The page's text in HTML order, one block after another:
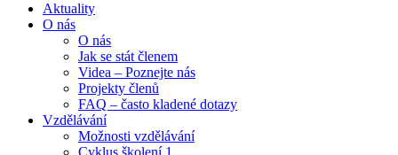
Aktuality
O nás
O nás
Jak se stát členem
Videa – Poznejte nás
Projekty členů
FAQ – často kladené dotazy
Vzdělávání
Možnosti vzdělávání
Cyklus školení 1